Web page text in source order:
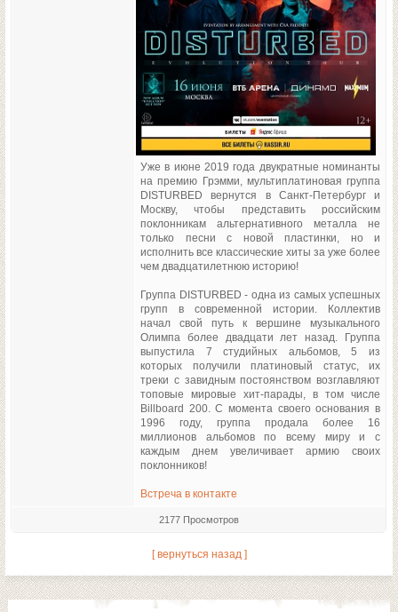
Уже в июне 2019 года двукратные номинанты
на премию Грэмми, мультиплатиновая группа
DISTURBED вернутся в Санкт-Петербург и
Москву, чтобы представить российским
поклонникам альтернативного металла не
только песни с новой пластинки, но и
исполнить все классические хиты за уже более
чем двадцатилетнюю историю!
Группа DISTURBED - одна из самых успешных
групп в современной истории. Коллектив
начал свой путь к вершине музыкального
Олимпа более двадцати лет назад. Группа
выпустила 7 студийных альбомов, 5 из
которых получили платиновый статус, их
треки с завидным постоянством возглавляют
топовые мировые хит-парады, в том числе
Billboard 200. С момента своего основания в
1996 году, группа продала более 16
миллионов альбомов по всему миру и с
каждым днем увеличивает армию своих
поклонников!
Встреча в контакте
2177 Просмотров
[ вернуться назад ]